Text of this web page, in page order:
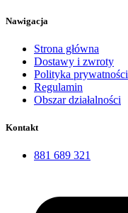
Nawigacja
Strona główna
Dostawy i zwroty
Polityka prywatności
Regulamin
Obszar działalności
Kontakt
881 689 321